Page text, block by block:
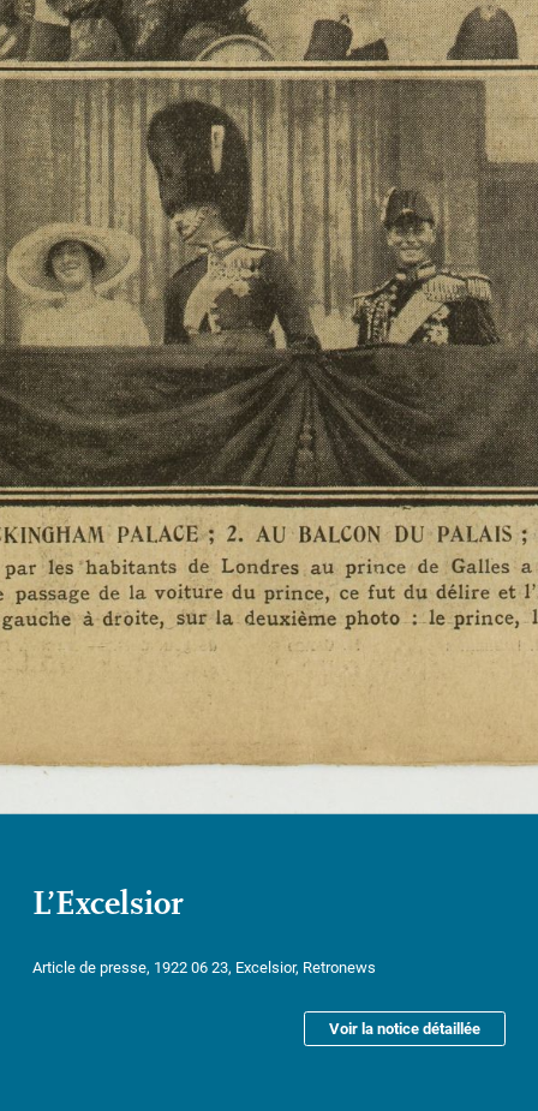
L’Excelsior
Article de presse, 1922 06 23, Excelsior, Retronews
Voir la notice détaillée